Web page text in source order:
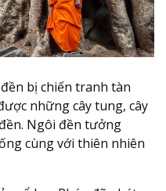
bị chiến tranh tàn
những cây tung, cây
Ngôi đền tưởng
cùng với thiên nhiên